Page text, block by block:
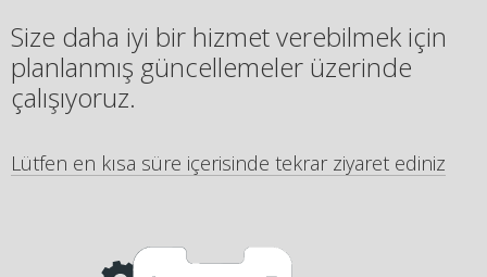
Size daha iyi bir hizmet verebilmek için
planlanmış güncellemeler üzerinde
çalışıyoruz.
Lütfen en kısa süre içerisinde tekrar ziyaret ediniz